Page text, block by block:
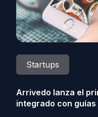
Startups
Arrivedo lanza el
integrado con guías